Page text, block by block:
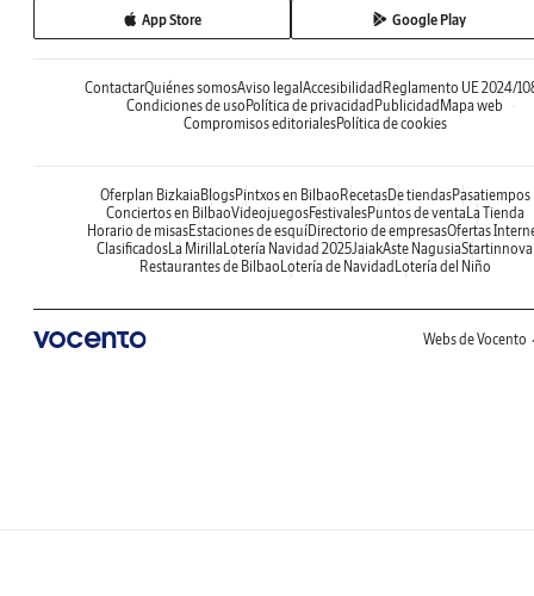
App Store Google Play
ContactarQuiénes somosAviso legal Accesibilidad Reglamento UE 2024/
Condiciones de uso Política de privacidad Publicidad Mapa web
Compromisos editorialesPolítica de cookies
Oferplan Bizkaia BlogsPintxos en Bilbao RecetasDe tiendasPasatiempos
Conciertos en BilbaoVideojuegosFestivalesPuntos de venta La Tienda
Horario de misasEstaciones de esquíDirectorio de empresasOfertas
ClasificadosLa Mirilla Lotería Navidad 2025JaiakAste NagusiaStartinnova
Restaurantes de Bilbao Lotería de Navidad Lotería del Niño
Webs de Vocento